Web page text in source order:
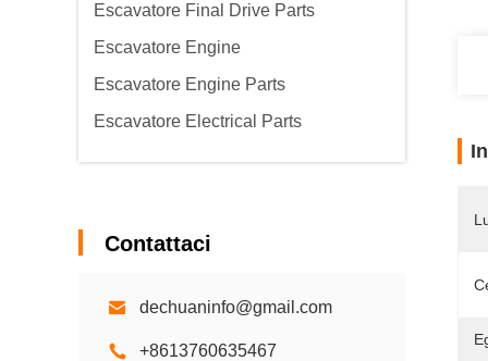
Escavatore Final Drive Parts
Escavatore Engine
Escavatore Engine Parts
Escavatore Electrical Parts
Contattaci
dechuaninfo@gmail.com
+8613760635467